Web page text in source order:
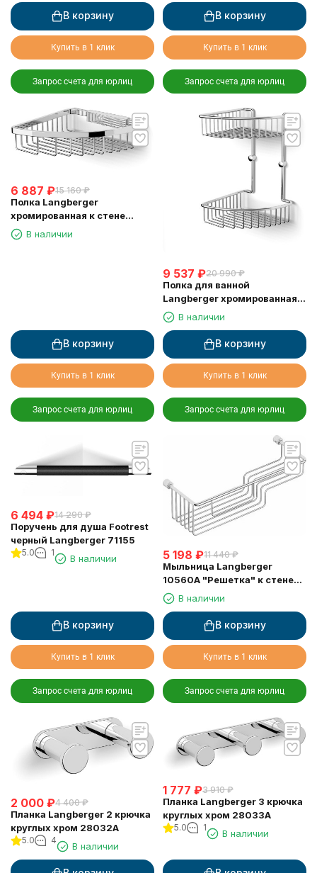
В корзину
Купить в 1 клик
Запрос счета для юрлиц
В корзину
Купить в 1 клик
Запрос счета для юрлиц
6 887 ₽15 160 ₽
Полка Langberger
хромированная к стене
одноэтажная 72560
В наличии
В корзину
Купить в 1 клик
Запрос счета для юрлиц
9 537 ₽20 990 ₽
Полка для ванной
Langberger хромированная к
стене 2-х этажная 10860I
В наличии
В корзину
Купить в 1 клик
Запрос счета для юрлиц
6 494 ₽14 290 ₽
Поручень для душа Footrest
черный Langberger 71155
5.0 1
В наличии
В корзину
Купить в 1 клик
Запрос счета для юрлиц
5 198 ₽11 440 ₽
Мыльница Langberger
10560A "Решетка" к стене
двойная хромированная
В наличии
В корзину
Купить в 1 клик
Запрос счета для юрлиц
2 000 ₽4 400 ₽
Планка Langberger 2 крючка
круглых хром 28032A
5.0 4
В наличии
1 777 ₽3 910 ₽
Планка Langberger 3 крючка
круглых хром 28033A
5.0 1
В наличии